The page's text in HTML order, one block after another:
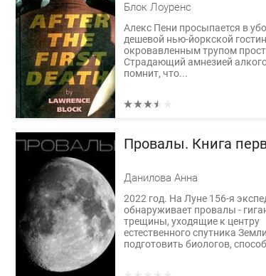
Блок Лоуренс
Алекс Пени просыпается в
дешевой нью-йоркской
окровавленным трупом
Страдающий амнезией
помнит, что...
Провалы. Книга
Данилова Анна
2022 год. На Луне 156-я
обнаруживает провалы -
трещины, уходящие к центру
естественного спутника
подготовить биологов,